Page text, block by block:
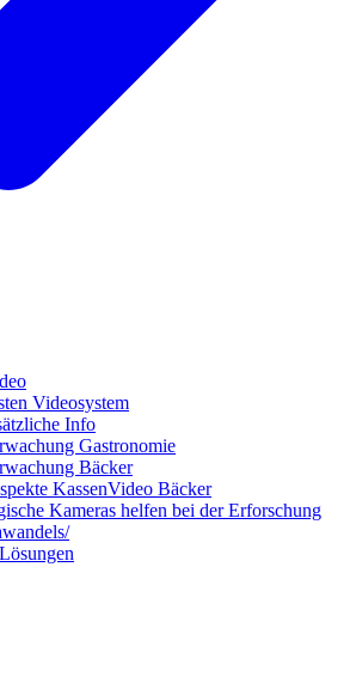
Videosystem
Info
Gastronomie
Bäcker
KassenVideo Bäcker
Kameras helfen bei der Erforschung